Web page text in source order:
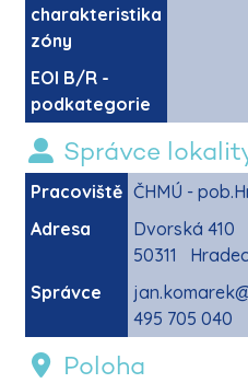
charakteristika
zóny
EOI B/R -
podkategorie
Správce
Pracoviště ČHMÚ -
Adresa
Dvorská 410
50311
Správce
495 705 040
Poloha